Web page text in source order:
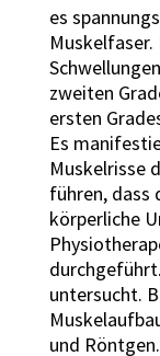
es
Muskelfaser.
zweiten
ersten
Es
Muskelrisse
führen, dass
körperliche
untersucht.
und